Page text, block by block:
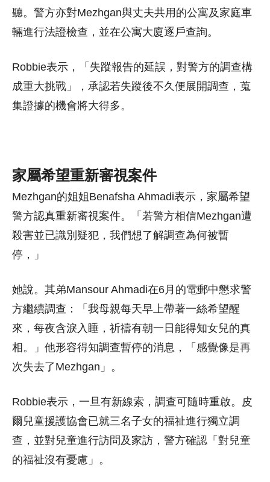
聽。警方亦對Mezhgan與丈夫共用的公寓及家庭車
輛進行法證檢查，並在公寓大廈逐戶查詢。
Robbie表示，「失蹤報告的延誤，對警方的調查構
成重大挑戰」，承認若失蹤後不久便展開調查，蒐
集證據的機會將大得多。
家屬希望重新審視案件
Mezhgan的姐姐Benafsha Ahmadi表示，家屬希望
警方認真重新審視案件。「若警方相信Mezhgan遭
殺害並已識別疑犯，我們想了解調查為何被暫
停，」
她說。其弟Mansour Ahmadi在6月的電郵中懇求警
方繼續調查：「我母親每天早上帶著一絲希望醒
來，每夜含淚入睡，祈禱有朝一日能得知女兒的真
相。」他形容得知調查暫停的消息，「感覺像是再
次失去了Mezhgan」。
Robbie表示，一旦有新線索，調查可隨時重啟。皮
爾兒童援護協會已就三名子女的福祉進行獨立調
查，並對兒童進行訪問及家訪，警方確認「對兒童
的福祉沒有憂慮」。